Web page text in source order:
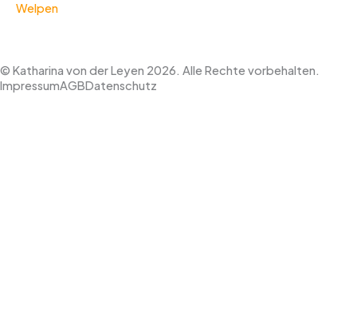
Welpen
© Katharina von der Leyen 2026. Alle Rechte vorbehalten.
ImpressumAGBDatenschutz